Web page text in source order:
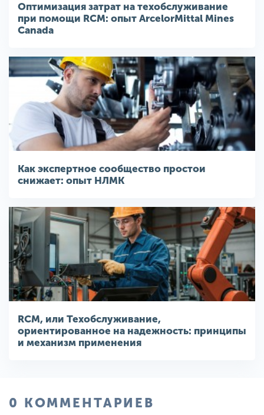
Оптимизация затрат на техобслуживание
при помощи RCM: опыт ArcelorMittal Mines
Canada
Как экспертное сообщество простои
снижает: опыт НЛМК
RCM, или Техобслуживание,
ориентированное на надежность: принципы
и механизм применения
0 КОММЕНТАРИЕВ